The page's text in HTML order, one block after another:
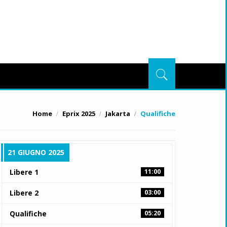
Home Eprix 2025 Jakarta Qualifiche
21 GIUGNO 2025
Libere 1 11:00
Libere 2 03:00
Qualifiche 05:20